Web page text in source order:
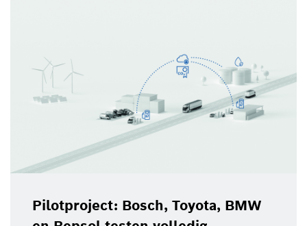
Pilotproject: Bosch, Toyota, BMW